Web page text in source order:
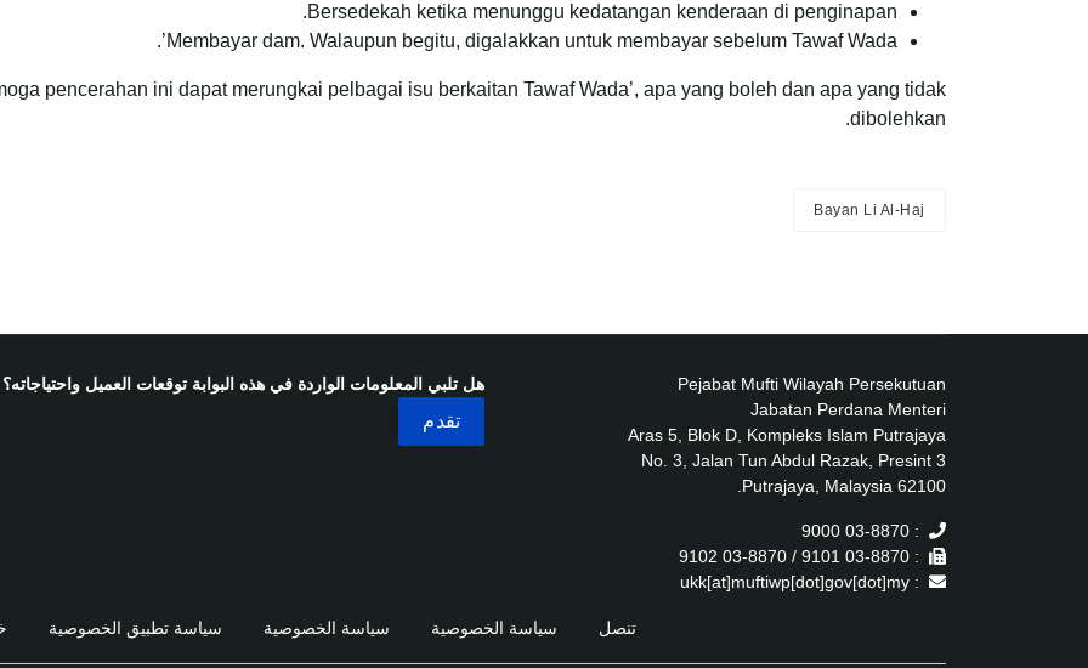
Bersedekah ketika menunggu kedatangan kenderaan di penginapan.
Membayar dam. Walaupun begitu, digalakkan untuk membayar sebelum Tawaf Wada’.
pencerahan ini dapat merungkai pelbagai isu berkaitan Tawaf Wada’, apa yang boleh dan apa yang tidak
dibolehkan.
Bayan Li Al-Haj
Pejabat Mufti Wilayah Persekutuan
Jabatan Perdana Menteri
Aras 5, Blok D, Kompleks Islam Putrajaya
No. 3, Jalan Tun Abdul Razak, Presint 3
62100 Putrajaya, Malaysia.
: 03-8870 9000
: 03-8870 9101 / 03-8870 9102
: ukk[at]muftiwp[dot]gov[dot]my
هل تلبي المعلومات الواردة في هذه البوابة توقعات العميل واحتياجاته؟
تنصل سياسة الخصوصية سياسة الخصوصية سياسة تطبيق الخصوصية